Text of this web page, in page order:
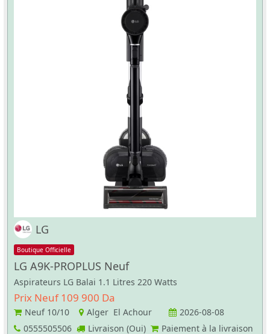
LG
Boutique Officielle
LG A9K-PROPLUS Neuf
Aspirateurs LG Balai 1.1 Litres 220 Watts
Prix Neuf 109 900 Da
Neuf 10/10 Alger El Achour
2026-08-08
0555505506
Livraison (Oui) Paiement à la livraison